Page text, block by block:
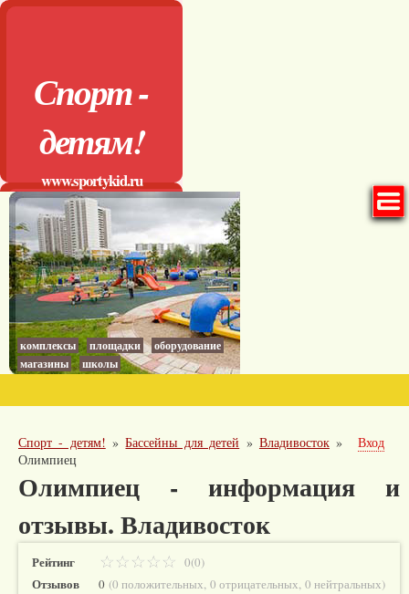
Спорт -
детям!
www.sportykid.ru
комплексы площадки
оборудование
магазины
школы
Спорт - детям! »Бассейны для детей » Владивосток»
Олимпиец
Вход
Олимпиец - информация и
отзывы. Владивосток
Рейтинг 0(0)
Отзывов 0 (0 положительных, 0 отрицательных, 0 нейтральных)